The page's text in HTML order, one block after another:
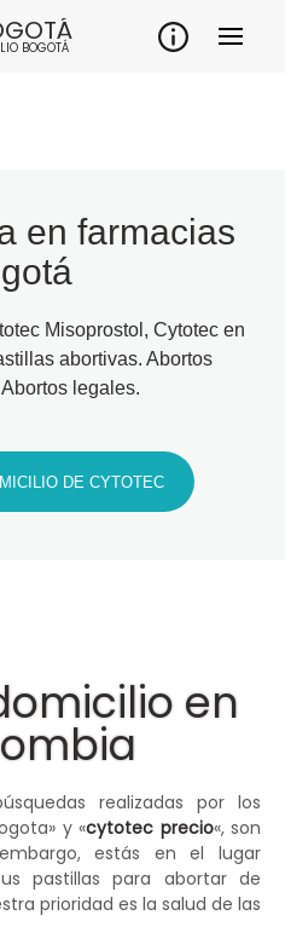
BOGOTÁ
en farmacias
Misoprostol, Cytotec en
abortivas. Abortos
legales.
DE CYTOTEC
en
realizadas por los
y «cytotec precio«, son
estás en el lugar
pastillas para abortar de
prioridad es la salud de las